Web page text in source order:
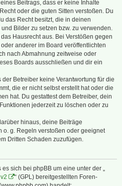
Beitrags, dass er keine Inhalte
oder die guten Sitten verstoßen. Du
das Recht besitzt, die in deinen
Bilder zu setzen bzw. zu verwenden.
Hausrecht aus. Bei Verstößen gegen
anderer im Board veröffentlichten
nach Abmahnung zeitweise oder
Boards ausschließen und dir ein
der Betreiber keine Verantwortung für die
die er nicht selbst erstellt hat oder die
hat. Du gestattest dem Betreiber, dein
jederzeit zu löschen oder zu
hinaus, deine Beiträge
o. g. Regeln verstoßen oder geeignet
Dritten Schaden zuzufügen.
sich bei phpBB um eine unter der „
“ (GPL) bereitgestellten Foren-